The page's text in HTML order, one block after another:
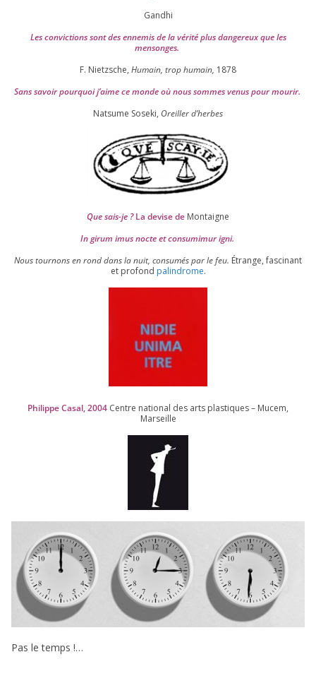
Gandhi
Les convic­tions sont des enne­mis de la véri­té plus dan­ge­reux que les
mensonges.
F. Nietzsche, Humain, trop humain, 1878
Sans savoir pour­quoi j’aime ce monde où nous sommes venus pour mourir.
Natsume Soseki, Oreiller d’herbes
Que sais-je ?La devise de Montaigne
In girum imus nocte et consu­mi­mur igni.
Nous tour­nons en rond dans la nuit, consu­més par le feu. Étrange, fas­ci­nant
et pro­fond palin­drome.
Philippe Casal,2004 Centre natio­nal des arts plas­tiques – Mucem,
Marseille
Pas le temps !…